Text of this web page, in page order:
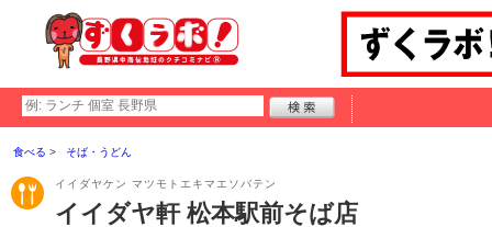
食べる そば・うどん
イイダヤケン マツモトエキマエソバテン
イイダヤ軒 松本駅前そば店